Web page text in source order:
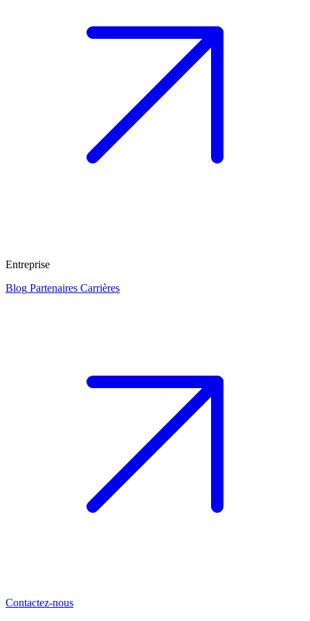
Entreprise
Blog Partenaires Carrières
Contactez-nous